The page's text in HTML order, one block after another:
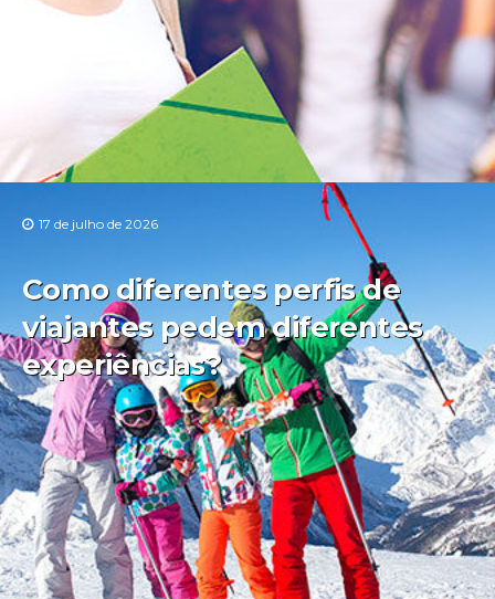
17 de julho de 2026
Como diferentes perfis de
viajantes pedem diferentes
experiências?